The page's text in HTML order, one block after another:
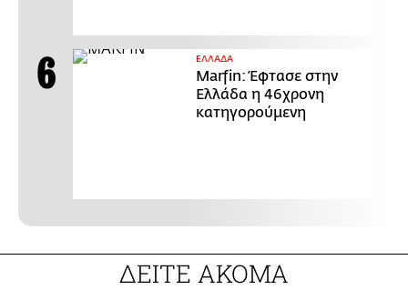
ΕΛΛΑΔΑ
Marfin: Έφτασε στην
Ελλάδα η 46χρονη
κατηγορούμενη
ΔΕΙΤΕ ΑΚΟΜΑ